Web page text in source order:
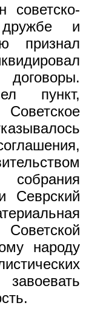
советско-
и
признал
договоры.
пункт,
собрания
Севрский
народу